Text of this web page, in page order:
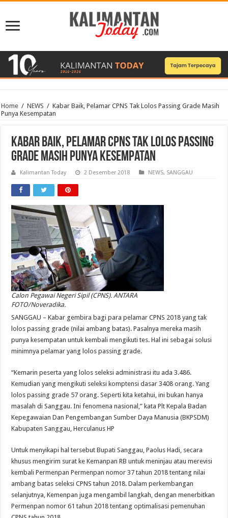
Home / NEWS / Kabar Baik, Pelamar CPNS Tak Lolos Passing Grade Masih
Punya Kesempatan
Kabar Baik, Pelamar CPNS Tak Lolos Passing
Grade Masih Punya Kesempatan
Kalimantan Today 2 Desember 2018 NEWS, SANGGAU
Calon Pegawai Negeri Sipil (CPNS). ANTARA
FOTO/Noveradika.
SANGGAU – Kabar gembira bagi para pelamar CPNS 2018 yang tak
lolos passing grade (nilai ambang batas). Pasalnya mereka masih
punya kesempatan untuk kembali mengikuti tes. Hal ini sebagai solusi
minimnya pelamar yang lolos passing grade.
“Kemarin peserta yang lolos seleksi administrasi itu ada 3.486.
Kemudian yang mengikuti seleksi komptensi dasar 3408 orang. Yang
lolos passing grade 57 orang. Seperti kita ketahui, ini bukan hanya
masalah di Sanggau. Ini fenomena nasional,” kata Plt Kepala Badan
Kepegawaian Dan Pengembangan Sumber Daya Manusia (BKPSDM)
Kabupaten Sanggau, Herculanus HP
Untuk menyikapi hal tersebut Bupati Sanggau, Paolus Hadi, secara
khusus mengirim surat ke Kemanpan RB untuk meninjau atau merevisi
kembali Permenpan Permenpan nomor 37 tahun 2018 tentang nilai
ambang batas seleksi CPNS tahun 2018. Dalam perkembangan
selanjutnya, Kemenpan juga mengambil langkah, dengan menerbitkan
Permenpan nomor 61 tahun 2018 tentang optimalisasi pemenuhan